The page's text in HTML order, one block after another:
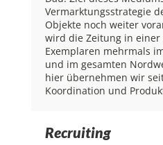
Vermarktungsstrategie
Objekte noch weiter
wird die Zeitung in einer
Exemplaren mehrmals
und im gesamten
hier übernehmen wir
Koordination und
Recruiting